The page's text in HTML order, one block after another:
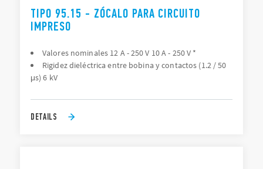
TIPO 95.15 - ZÓCALO PARA CIRCUITO
IMPRESO
Valores nominales 12 A - 250 V 10 A - 250 V *
Rigidez dieléctrica entre bobina y contactos (1.2 / 50
μs) 6 kV
DETAILS